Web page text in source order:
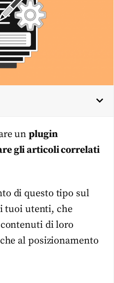
unplugin
gli articoli correlati
di questo tipo sul
tuoi utenti, che
di loro
al posizionamento